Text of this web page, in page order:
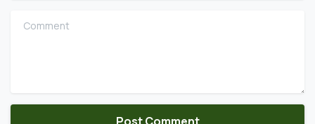
Comment